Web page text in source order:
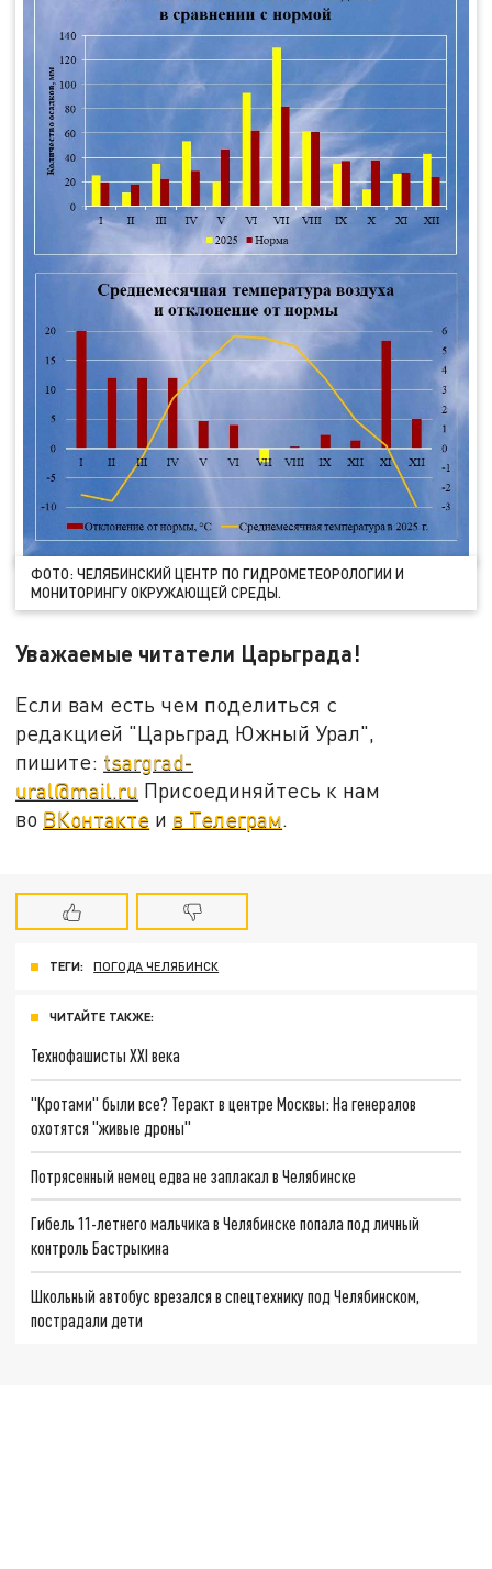
ФОТО: ЧЕЛЯБИНСКИЙ ЦЕНТР ПО ГИДРОМЕТЕОРОЛОГИИ И
МОНИТОРИНГУ ОКРУЖАЮЩЕЙ СРЕДЫ.
Уважаемые читатели Царьграда!
Если вам есть чем поделиться с
редакцией "Царьград Южный Урал",
пишите: tsargrad-
ural@mail.ru Присоединяйтесь к нам
во ВКонтакте и в Телеграм.
ТЕГИ: ПОГОДА ЧЕЛЯБИНСК
ЧИТАЙТЕ ТАКЖЕ:
Технофашисты XXI века
"Кротами" были все? Теракт в центре Москвы: На генералов
охотятся "живые дроны"
Потрясенный немец едва не заплакал в Челябинске
Гибель 11-летнего мальчика в Челябинске попала под личный
контроль Бастрыкина
Школьный автобус врезался в спецтехнику под Челябинском,
пострадали дети